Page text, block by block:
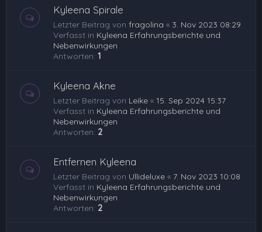
Kyleena Spirale
Letzter Beitrag von fragolina « 3. Nov 2023 08:29
Verfasst in Kyleena Erfahrungsberichte und
Nebenwirkungen
Antworten: 1
Kyleena Akne
Letzter Beitrag von Leike « 15. Sep 2024 15:37
Verfasst in Kyleena Erfahrungsberichte und
Nebenwirkungen
Antworten: 2
Entfernen Kyleena
Letzter Beitrag von Ullideluxe « 7. Nov 2023 10:08
Verfasst in Kyleena Erfahrungsberichte und
Nebenwirkungen
Antworten: 2